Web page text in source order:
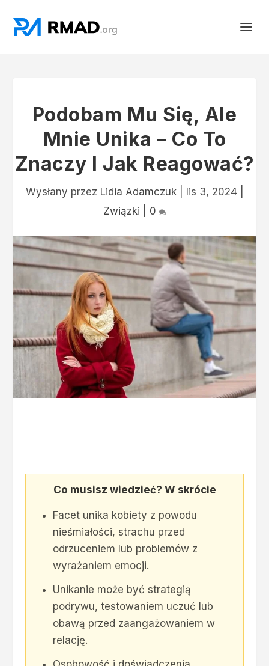
Podobam Mu Się, Ale
Mnie Unika – Co To
Znaczy I Jak Reagować?
Wysłany przez Lidia Adamczuk| lis 3, 2024|
Związki
0
Co musisz wiedzieć? W skrócie
Facet unika kobiety z powodu
nieśmiałości, strachu przed
odrzuceniem lub problemów z
wyrażaniem emocji.
Unikanie może być strategią
podrywu, testowaniem uczuć lub
obawą przed zaangażowaniem w
relację.